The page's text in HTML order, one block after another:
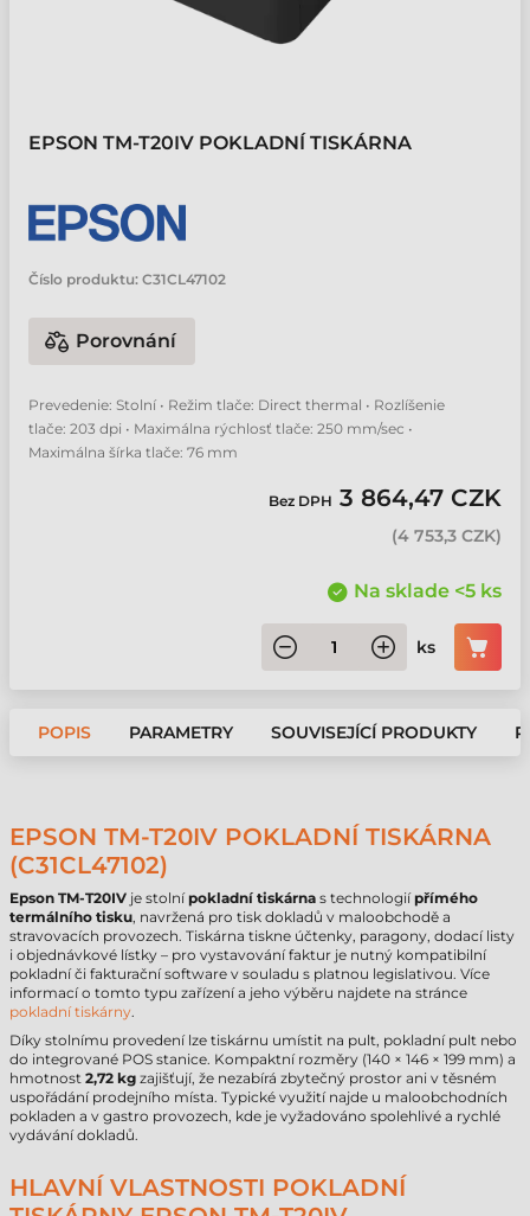
EPSON TM-T20IV POKLADNÍ TISKÁRNA
Číslo produktu: C31CL47102
Porovnání
Prevedenie: Stolní • Režim tlače: Direct thermal • Rozlíšenie
tlače: 203 dpi • Maximálna rýchlosť tlače: 250 mm/sec •
Maximálna šírka tlače: 76 mm
Bez DPH 3 864,47 CZK
(4 753,3 CZK)
Na sklade <5 ks
ks
POPIS PARAMETRY SOUVISEJÍCÍ PRODUKTY
EPSON TM-T20IV POKLADNÍ TISKÁRNA
(C31CL47102)
Epson TM-T20IV je stolnípokladní tiskárna s technologiípřímého
termálního tisku, navržená pro tisk dokladů v maloobchodě a
stravovacích provozech. Tiskárna tiskne účtenky, paragony, dodací listy
i objednávkové lístky – pro vystavování faktur je nutný kompatibilní
pokladní či fakturační software v souladu s platnou legislativou. Více
informací o tomto typu zařízení a jeho výběru najdete na stránce
pokladní tiskárny.
Díky stolnímu provedení lze tiskárnu umístit na pult, pokladní pult nebo
do integrované POS stanice. Kompaktní rozměry (140 × 146 × 199 mm) a
hmotnost 2,72 kg zajišťují, že nezabírá zbytečný prostor ani v těsném
uspořádání prodejního místa. Typické využití najde u maloobchodních
pokladen a v gastro provozech, kde je vyžadováno spolehlivé a rychlé
vydávání dokladů.
HLAVNÍ VLASTNOSTI POKLADNÍ